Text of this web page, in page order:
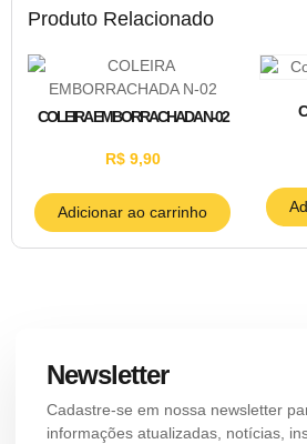
Produto Relacionado
COLEIRA EMBORRACHADA N-02
R$9,90
Adicionar ao carrinho
Newsletter
Cadastre-se em nossa newsletter
informações atualizadas, notícias,